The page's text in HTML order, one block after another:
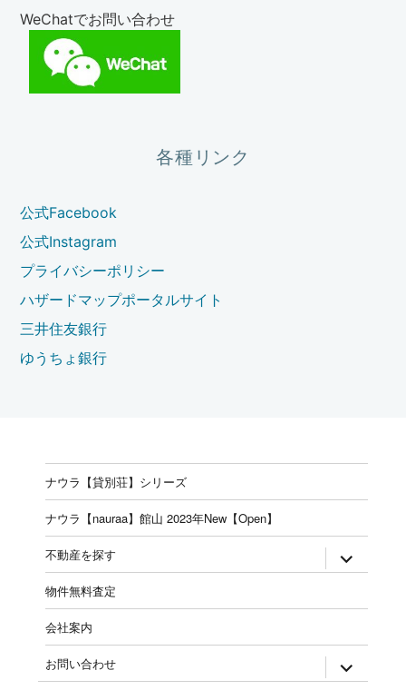
WeChatでお問い合わせ
各種リンク
公式Facebook
公式Instagram
プライバシーポリシー
ハザードマップポータルサイト
三井住友銀行
ゆうちょ銀行
ナウラ【貸別荘】シリーズ
ナウラ【nauraa】館山 2023年New【Open】
不動産を探す expand
child
物件無料査定
会社案内
お問い合わせ expand
child